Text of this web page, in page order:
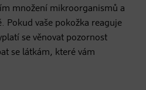
množení mikroorganismů a
Pokud vaše pokožka reaguje
se věnovat pozornost
se látkám, které vám